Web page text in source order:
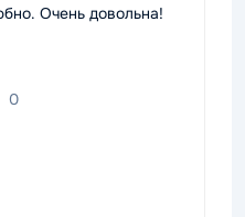
Очень довольна!
0